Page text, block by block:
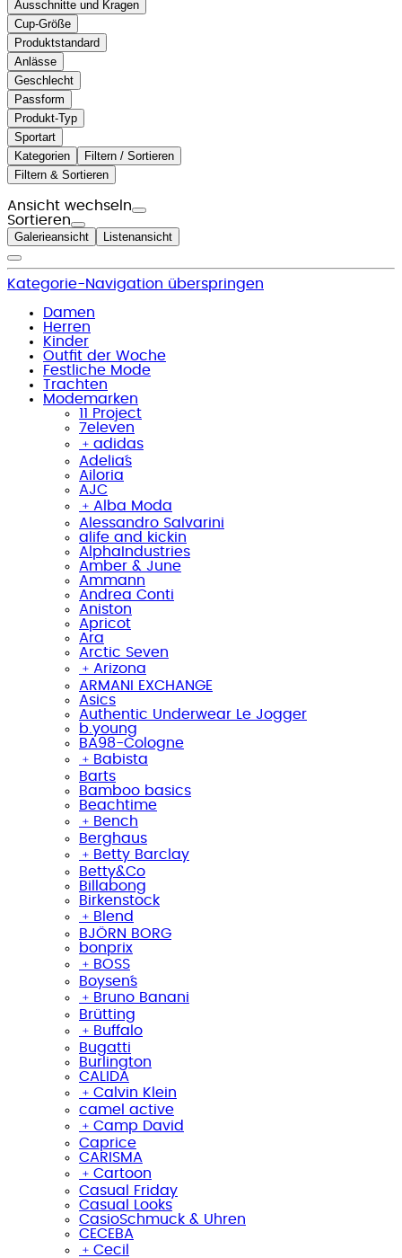
Ausschnitte und Kragen
Cup-Größe
Produktstandard
Anlässe
Geschlecht
Passform
Produkt-Typ
Sportart
Kategorien
Filtern / Sortieren
Filtern & Sortieren
Ansicht wechseln
Sortieren
Galerieansicht Listenansicht
Kategorie-Navigation überspringen
Damen
Herren
Kinder
Outfit der Woche
Festliche Mode
Trachten
Modemarken
11 Project
7eleven
﹢ adidas
Adelia´s
Ailoria
AJC
﹢ Alba Moda
Alessandro Salvarini
alife and kickin
AlphaIndustries
Amber & June
Ammann
Andrea Conti
Aniston
Apricot
Ara
Arctic Seven
﹢ Arizona
ARMANI EXCHANGE
Asics
Authentic Underwear Le Jogger
b.young
BA98-Cologne
﹢ Babista
Barts
Bamboo basics
Beachtime
﹢ Bench
Berghaus
﹢ Betty Barclay
Betty&Co
Billabong
Birkenstock
﹢ Blend
BJÖRN BORG
bonprix
﹢ BOSS
Boysen´s
﹢ Bruno Banani
Brütting
﹢ Buffalo
Bugatti
Burlington
CALIDA
﹢ Calvin Klein
camel active
﹢ Camp David
Caprice
CARISMA
﹢ Cartoon
Casual Friday
Casual Looks
CasioSchmuck & Uhren
CECEBA
﹢ Cecil